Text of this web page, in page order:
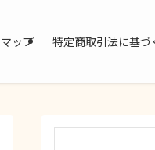
ップ 特定商取引法に基づ